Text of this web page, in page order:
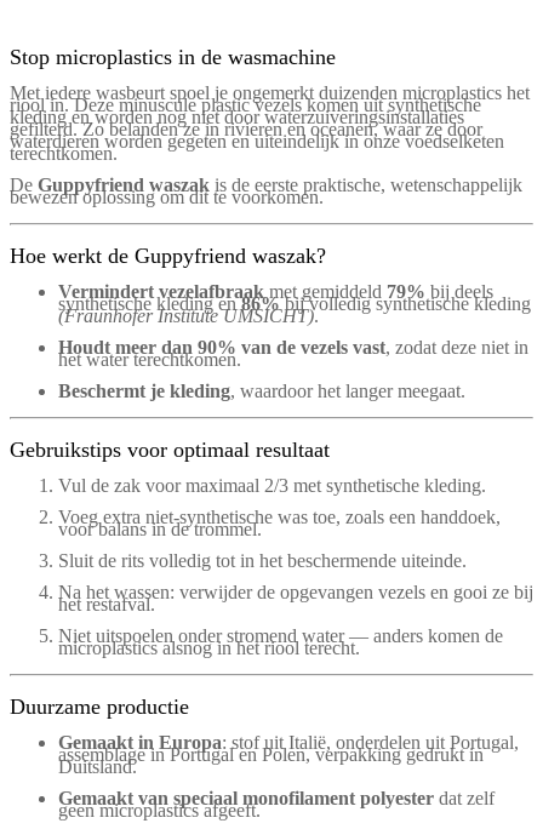
Stop microplastics in de wasmachine
Met iedere wasbeurt spoel je ongemerkt duizenden microplastics het
riool in. Deze minuscule plastic vezels komen uit synthetische
kleding en worden nog niet door waterzuiveringsinstallaties
gefilterd. Zo belanden ze in rivieren en oceanen, waar ze door
waterdieren worden gegeten en uiteindelijk in onze voedselketen
terechtkomen.
De Guppyfriend waszak is de eerste praktische, wetenschappelijk
bewezen oplossing om dit te voorkomen.
Hoe werkt de Guppyfriend waszak?
Vermindert vezelafbraak met gemiddeld 79% bij deels
synthetische kleding en86%bij volledig synthetische kleding
(Fraunhofer Institute UMSICHT).
Houdt meer dan 90% van de vezels vast, zodat deze niet in
het water terechtkomen.
Beschermt je kleding, waardoor het langer meegaat.
Gebruikstips voor optimaal resultaat
Vul de zak voor maximaal 2/3 met synthetische kleding.
Voeg extra niet-synthetische was toe, zoals een handdoek,
voor balans in de trommel.
Sluit de rits volledig tot in het beschermende uiteinde.
Na het wassen: verwijder de opgevangen vezels en gooi ze bij
het restafval.
Niet uitspoelen onder stromend water — anders komen de
microplastics alsnog in het riool terecht.
Duurzame productie
Gemaakt in Europa: stof uit Italië, onderdelen uit Portugal,
assemblage in Portugal en Polen, verpakking gedrukt in
Duitsland.
Gemaakt van speciaal monofilament polyester dat zelf
geen microplastics afgeeft.